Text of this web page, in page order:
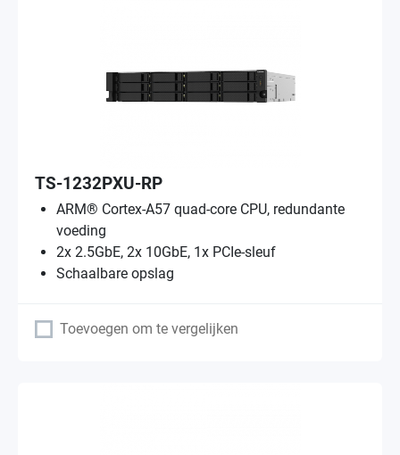
TS-1232PXU-RP
ARM® Cortex-A57 quad-core CPU, redundante
voeding
2x 2.5GbE, 2x 10GbE, 1x PCIe-sleuf
Schaalbare opslag
Toevoegen om te vergelijken